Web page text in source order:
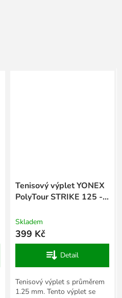
Tenisový výplet YONEX
PolyTour STRIKE 125 -
Skladem
399 Kč
Detail
Tenisový výplet s průměrem
1.25 mm. Tento výplet se